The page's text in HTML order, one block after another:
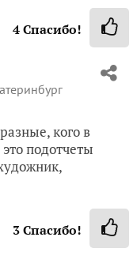
4Спасибо!
кого в
подотчеты
3Спасибо!